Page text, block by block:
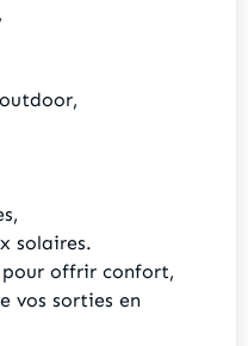
solaires.
offrir confort,
vos sorties en